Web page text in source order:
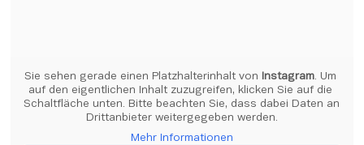
Sie sehen gerade einen Platzhalterinhalt von Instagram. Um
auf den eigentlichen Inhalt zuzugreifen, klicken Sie auf die
Schaltfläche unten. Bitte beachten Sie, dass dabei Daten an
Drittanbieter weitergegeben werden.
Mehr Informationen